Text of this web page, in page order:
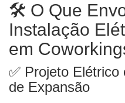
🛠️ O Que
Instalação
em
✅ Projeto
de Expansão